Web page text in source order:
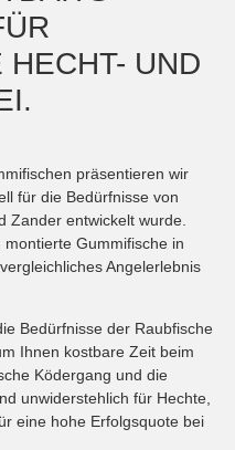
UND
präsentieren wir
für die Bedürfnisse von
Zander entwickelt wurde.
Gummifische in
Angelerlebnis
Bedürfnisse der Raubfische
Ihnen kostbare Zeit beim
Ködergang und die
unwiderstehlich für Hechte,
eine hohe Erfolgsquote bei